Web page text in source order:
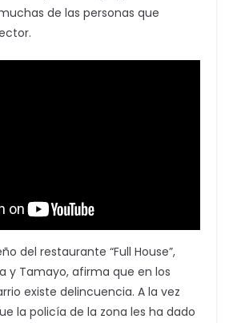
de las personas que
del restaurante “Full House”,
y Tamayo, afirma que en los
existe delincuencia. A la vez
la policía de la zona les ha dado